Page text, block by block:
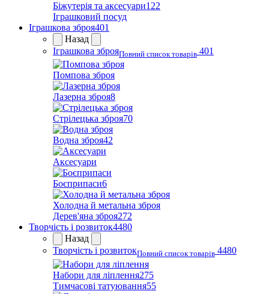
Біжутерія та аксесуари122
Іграшковий посуд
Іграшкова зброя401
Назад
Іграшкова зброяПовний список товарів 401
Помпова зброя
Лазерна зброя8
Стрілецька зброя70
Водна зброя42
Аксесуари
Боєприпаси6
Холодна й метальна зброя
Дерев'яна зброя272
Творчість і розвиток4480
Назад
Творчість і розвитокПовний список товарів 4480
Набори для ліплення275
Тимчасові татуювання55